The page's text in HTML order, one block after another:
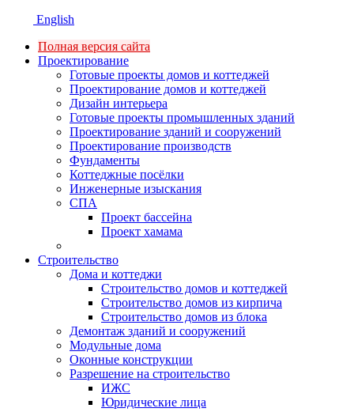
English
Полная версия сайта
Проектирование
Готовые проекты домов и коттеджей
Проектирование домов и коттеджей
Дизайн интерьера
Готовые проекты промышленных зданий
Проектирование зданий и сооружений
Проектирование производств
Фундаменты
Коттеджные посёлки
Инженерные изыскания
СПА
Проект бассейна
Проект хамама
Строительство
Дома и коттеджи
Строительство домов и коттеджей
Строительство домов из кирпича
Строительство домов из блока
Демонтаж зданий и сооружений
Модульные дома
Оконные конструкции
Разрешение на строительство
ИЖС
Юридические лица